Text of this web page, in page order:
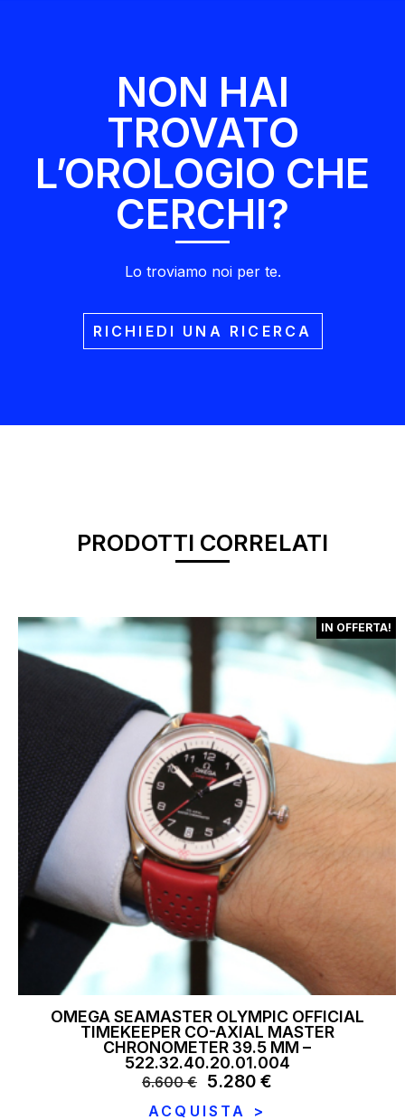
NON HAI
TROVATO
L’OROLOGIO CHE
CERCHI?
Lo troviamo noi per te.
RICHIEDI UNA RICERCA
PRODOTTI CORRELATI
IN OFFERTA!
OMEGA SEAMASTER OLYMPIC OFFICIAL
TIMEKEEPER CO-AXIAL MASTER
CHRONOMETER 39.5 MM –
522.32.40.20.01.004
6.600€
Il
prezzo
5.280 €
ACQUISTA >